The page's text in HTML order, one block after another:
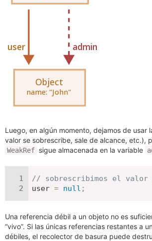
Luego, en algún momento, dejamos de usar
valor se sobrescribe, sale de alcance, etc.),
WeakRef sigue almacenada en la variable
// sobrescribimos el
user = null ;
Una referencia débil a un objeto no es
“vivo”. Si las únicas referencias restantes a
débiles, el recolector de basura puede